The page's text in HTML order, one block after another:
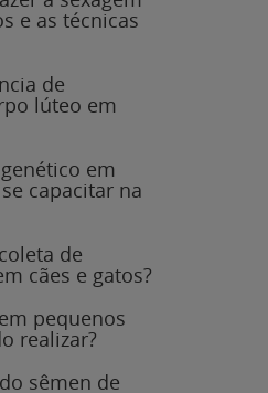
e as técnicas
de
lúteo em
em
capacitar na
de
cães e gatos?
pequenos
realizar?
sêmen de